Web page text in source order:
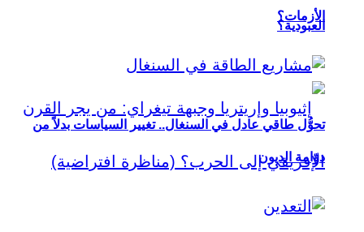
العبودية؟
الأزمات؟
تحوُّل طاقي عادل في السنغال.. تغيير السياسات بدلاً من
دوّامة الديون